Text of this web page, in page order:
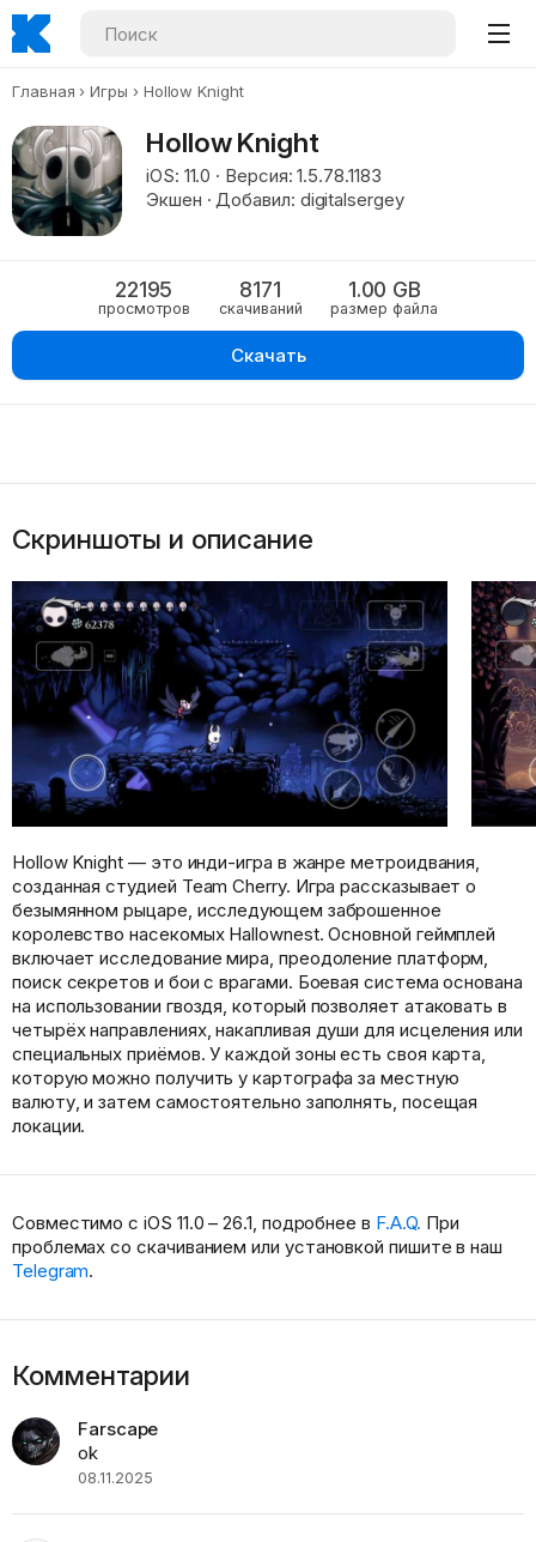
Главная Игры Hollow Knight
Hollow Knight
iOS: 11.0 · Версия: 1.5.78.1183
Экшен · Добавил: digitalsergey
22195
просмотров
8171
скачиваний
1.00 GB
размер файла
Скачать
Скриншоты и описание
Hollow Knight — это инди-игра в жанре метроидвания,
созданная студией Team Cherry. Игра рассказывает о
безымянном рыцаре, исследующем заброшенное
королевство насекомых Hallownest. Основной геймплей
включает исследование мира, преодоление платформ,
поиск секретов и бои с врагами. Боевая система основана
на использовании гвоздя, который позволяет атаковать в
четырёх направлениях, накапливая души для исцеления или
специальных приёмов. У каждой зоны есть своя карта,
которую можно получить у картографа за местную
валюту, и затем самостоятельно заполнять, посещая
локации.
Совместимо с iOS 11.0 – 26.1, подробнее в F.A.Q. При
проблемах со скачиванием или установкой пишите в наш
Telegram.
Комментарии
Farscape
ok
08.11.2025